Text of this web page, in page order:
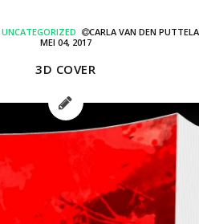
UNCATEGORIZED
CARLA VAN DEN
MEI 04, 2017
3D COVER